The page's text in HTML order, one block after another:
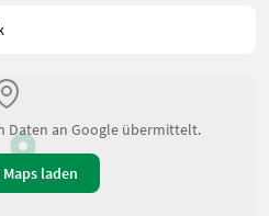
Daten an Google übermittelt.
laden